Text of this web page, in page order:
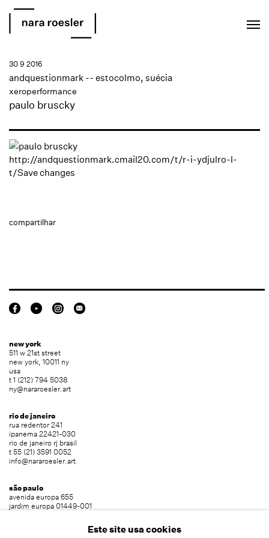
paulo bruscky
xeroperformance
andquestionmark -- estocolmo, suécia
30 9 2016
http://andquestionmark.cmail20.com/t/r-i-ydjulro-l-
t/Save changes
compartilhar
new york
511 w 21st street
new york, 10011 ny
usa
t 1 (212) 794 5038
ny@nararoesler.art
rio de janeiro
rua redentor 241
ipanema 22421-030
rio de janeiro rj brasil
t 55 (21) 3591 0052
info@nararoesler.art
são paulo
avenida europa 655
jardim europa 01449-001
Este site usa cookies